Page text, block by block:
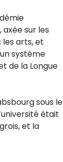
sur les
arts, et
système
de la Longue
sous le
était
et la